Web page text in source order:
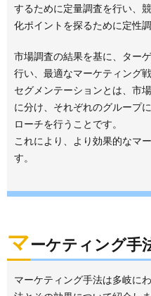
するために定量調査を行い、
化ポイントを探るために定性
市場調査の結果を基に、ター
行い、最適なマーケティング
セグメンテーションとは、市
に分け、それぞれのグループ
ローチを行うことです。
これにより、より効果的なマ
す。
マーケティング手
マーケティング手法は多岐に